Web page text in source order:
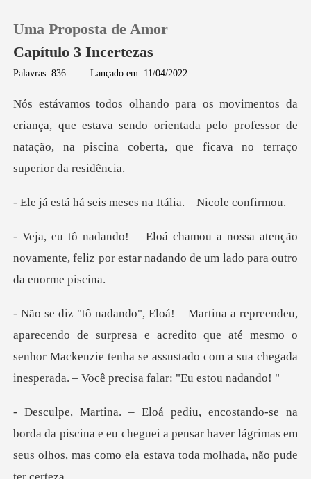
0
Loja
Baixar App
Uma Proposta de Amor
Capítulo 3 Incertezas
Palavras: 836 |Lançado em: 11/04/2022
que estava sendo orientada pelo professor de
natação, na pi
is meses na Itália.
a atenção
novamente, feliz por estar nadand
urpresa e acredito que até mesmo o
senhor Mackenzie tenha se assustado c
a piscina e eu cheguei a pensar haver lágrimas em
seus olho